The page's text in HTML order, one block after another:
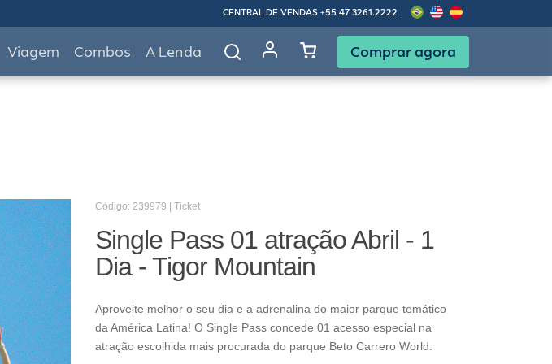
CENTRAL DE VENDAS +55 47 3261.2222
Viagem Combos A Lenda Comprar agora
Código: 239979 | Ticket
Single Pass 01 atração Abril - 1
Dia - Tigor Mountain
Aproveite melhor o seu dia e a adrenalina do maior parque temático
da América Latina! O Single Pass concede 01 acesso especial na
atração escolhida mais procurada do parque Beto Carrero World.